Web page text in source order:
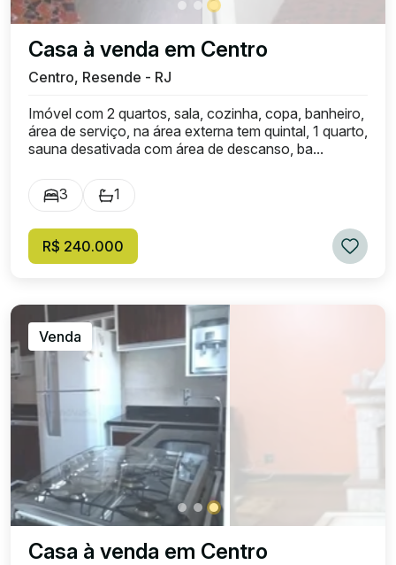
Casa à venda em Centro
Centro, Resende - RJ
Imóvel com 2 quartos, sala, cozinha, copa, banheiro,
área de serviço, na área externa tem quintal, 1 quarto,
sauna desativada com área de descanso, ba...
3 1
R$ 240.000
Venda
Casa à venda em Centro